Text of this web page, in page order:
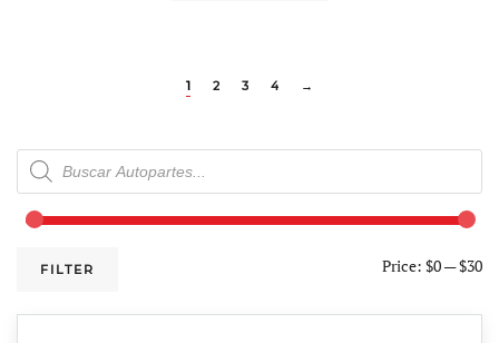
1 2 3 4 →
Products
search
FILTER Price: $0—$30